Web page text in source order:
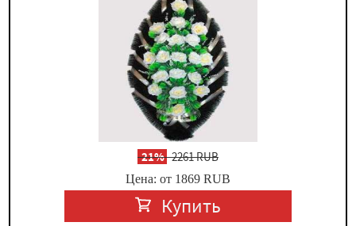
-21%2261 RUB
Цена: от 1869 RUB
Купить